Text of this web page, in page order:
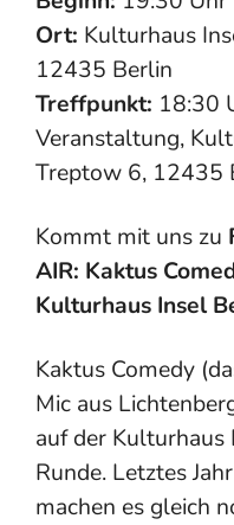
Ort: Kulturhaus
12435 Berlin
Treffpunkt: 18:30
Veranstaltung,
Treptow 6, 12435
Kommt mit uns zu
AIR: Kaktus
Kulturhaus Insel
Kaktus Comedy
Mic aus
auf der Kulturhaus
Runde. Letztes
machen es gleich